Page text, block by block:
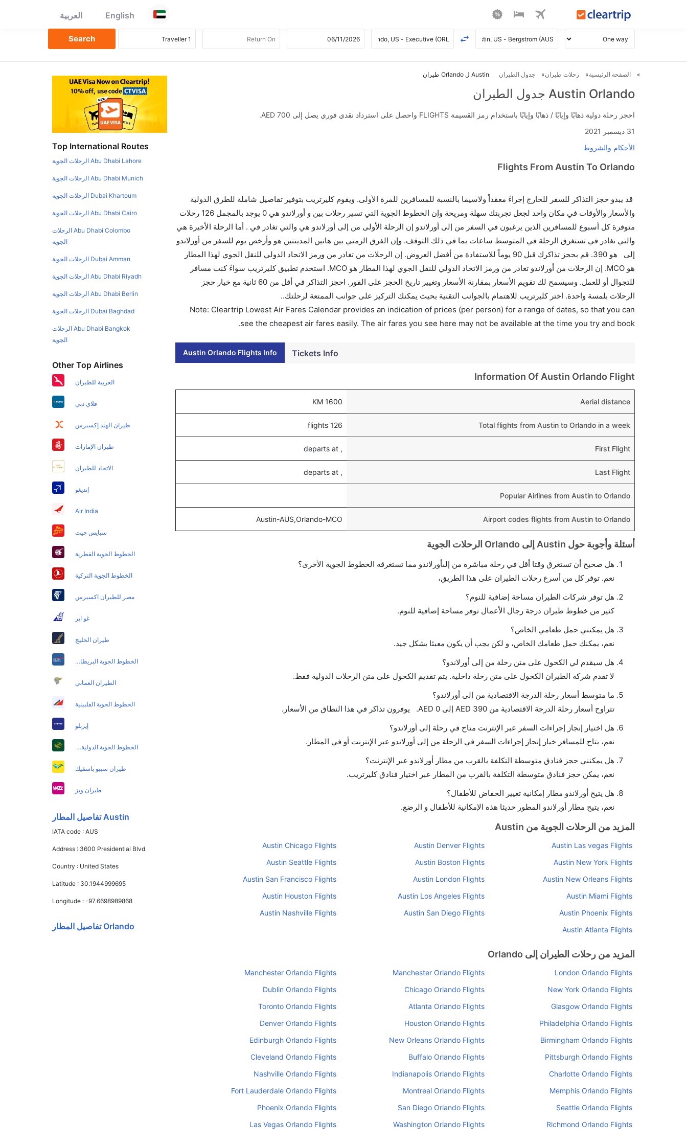
English العربية
الصفحة الرئيسية رحلات طيران جدول الطيران Austin ل Orlando طيران
Austin Orlando جدول الطيران
احجز رحلة دولية ذهابًا وإيابًا / ذهابًا وإيابًا باستخدام رمز القسيمة FLIGHTS واحصل على استرداد نقدي فوري يصل إلى AED 700.
31 ديسمبر 2021
الأحكام والشروط
Flights From Austin To Orlando
قد يبدو حجز التذاكر للسفر للخارج إجراءً معقداً ولاسيما بالنسبة للمسافرين للمرة الأولى. ويقوم كليرتريب بتوفير تفاصيل شاملة للطرق الدولية
والأسعار والأوقات في مكان واحد لجعل تجربتك سهلة ومريحة وإن الخطوط الجوية التي تسير رحلات بين و أورلاندو هي 0 يوجد بالمجمل 126 رحلات
متوفرة كل أسبوع للمسافرين الذين يرغبون في السفر من إلى أورلاندو إن الرحلة الأولى من إلى أورلاندو هي والتي تغادر في . أما الرحلة الأخيرة هي
والتي تغادر في تستغرق الرحلة في المتوسط ساعات بما في ذلك التوقف. وإن الفرق الزمني بين هاتين المدينتين هو وأرخص يوم للسفر من أورلاندو
إلى هو 390. قم بحجز تذاكرك قبل 90 يوماً للاستفادة من أفضل العروض. إن الرحلات من تغادر من ورمز الاتحاد الدولي للنقل الجوي لهذا المطار
هو MCO. إن الرحلات من أورلاندو تغادر من ورمز الاتحاد الدولي للنقل الجوي لهذا المطار هو MCO. استخدم تطبيق كليرتريب سواءً كنت مسافر
للتجوال أو للعمل. وسيسمح لك تقويم الأسعار بمقارنة الأسعار وتغيير تاريخ الحجز على الفور. احجز التذاكر في أقل من 60 ثانية مع خيار حجز
الرحلات بلمسة واحدة. اختر كليرتريب للاهتمام بالجوانب التقنية بحيث يمكنك التركيز على جوانب الممتعة لرحلتك..
Note: Cleartrip Lowest Air Fares Calendar provides an indication of prices (per person) for a range of dates, so that you can
see the cheapest air fares easily. The air fares you see here may not be available at the time you try and book.
Austin Orlando Flights Info Tickets Info
Information Of Austin Orlando Flight
Aerial distance
1600 KM
Total flights from Austin to Orlando in a week
126 flights
First Flight
, departs at
Last Flight
, departs at
Popular Airlines from Austin to Orlando
Airport codes flights from Austin to Orlando
Austin-AUS,Orlando-MCO
أسئلة وأجوبة حول Austin إلى Orlando الرحلات الجوية
هل صحيح أن تستغرق وقتا أقل في رحلة مباشرة من إلىأورلاندو مما تستغرقه الخطوط الجوية الأخرى؟
نعم. توفر كل من أسرع رحلات الطيران على هذا الطريق،
هل توفر شركات الطيران مساحة إضافية للنوم؟
كثير من خطوط طيران درجة رجال الأعمال توفر مساحة إضافية للنوم.
هل يمكنني حمل طعامي الخاص؟
نعم، يمكنك حمل طعامك الخاص، و لكن يجب أن يكون معبئا بشكل جيد.
هل سيقدم لي الكحول على متن رحلة من إلى أورلاندو؟
لا تقدم شركة الطيران الكحول على متن رحلة داخلية. يتم تقديم الكحول على متن الرحلات الدولية فقط.
ما متوسط أسعار رحلة الدرجة الاقتصادية من إلى أورلاندو؟
تتراوح أسعار رحلة الدرجة الاقتصادية من AED 390 إلى AED 0. يوفرون تذاكر في هذا النطاق من الأسعار.
هل اختيار إنجاز إجراءات السفر عبر الإنترنت متاح في رحلة إلى أورلاندو؟
نعم، يتاح للمسافر خيار إنجاز إجراءات السفر في الرحلة من إلى أورلاندو عبر الإنترنت أو في المطار.
هل يمكنني حجز فنادق متوسطة التكلفة بالقرب من مطار أورلاندو عبر الإنترنت؟
نعم، يمكن حجز فنادق متوسطة التكلفة بالقرب من المطار عبر اختيار فنادق كليرتريب.
هل يتيح أورلاندو مطار إمكانية تغيير الحفاض للأطفال؟
نعم، يتيح مطار أورلاندو المطور حديثا هذه الإمكانية للأطفال و الرضع.
المزيد من الرحلات الجوية من Austin
Austin Las vegas Flights
Austin Denver Flights
Austin Chicago Flights
Austin New York Flights
Austin Boston Flights
Austin Seattle Flights
Austin New Orleans Flights
Austin London Flights
Austin San Francisco Flights
Austin Miami Flights
Austin Los Angeles Flights
Austin Houston Flights
Austin Phoenix Flights
Austin San Diego Flights
Austin Nashville Flights
Austin Atlanta Flights
المزيد من رحلات الطيران إلى Orlando
London Orlando Flights
Manchester Orlando Flights
Manchester Orlando Flights
New York Orlando Flights
Chicago Orlando Flights
Dublin Orlando Flights
Glasgow Orlando Flights
Atlanta Orlando Flights
Toronto Orlando Flights
Philadelphia Orlando Flights
Houston Orlando Flights
Denver Orlando Flights
Birmingham Orlando Flights
New Orleans Orlando Flights
Edinburgh Orlando Flights
Pittsburgh Orlando Flights
Buffalo Orlando Flights
Cleveland Orlando Flights
Charlotte Orlando Flights
Indianapolis Orlando Flights
Nashville Orlando Flights
Memphis Orlando Flights
Montreal Orlando Flights
Fort Lauderdale Orlando Flights
Seattle Orlando Flights
San Diego Orlando Flights
Phoenix Orlando Flights
Richmond Orlando Flights
Washington Orlando Flights
Las Vegas Orlando Flights
Top International Routes
Abu Dhabi Lahore الرحلات الجوية
Abu Dhabi Munich الرحلات الجوية
Dubai Khartoum الرحلات الجوية
Abu Dhabi Cairo الرحلات الجوية
Abu Dhabi Colombo الرحلات
الجوية
Dubai Amman الرحلات الجوية
Abu Dhabi Riyadh الرحلات الجوية
Abu Dhabi Berlin الرحلات الجوية
Dubai Baghdad الرحلات الجوية
Abu Dhabi Bangkok الرحلات
الجوية
Other Top Airlines
العربية للطيران
فلاي دبي
طيران الهند إكسبرس
طيران الإمارات
الاتحاد للطيران
إنديغو
Air India
سبايس جيت
الخطوط الجوية القطرية
الخطوط الجوية التركية
مصر للطيران اكسبرس
غو اير
طيران الخليج
الخطوط الجوية البريطانية
الطيران العماني
الخطوط الجوية الفلبينية
إيربلو
الخطوط الجوية الدولية الباكستانية
طيران سيبو باسفيك
طيران ويز
Austin تفاصيل المطار
IATA code :AUS
Address : 3600 Presidential Blvd
Country : United States
Latitude : 30.1944999695
Longitude :-97.6698989868
Orlando تفاصيل المطار